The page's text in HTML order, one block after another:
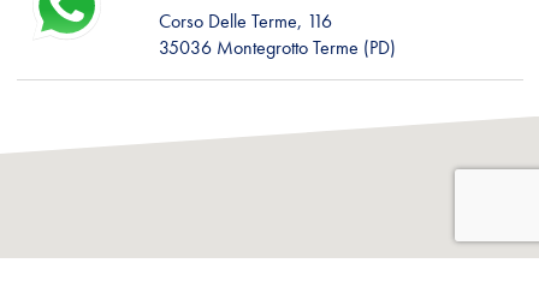
Corso Delle Terme, 116
35036 Montegrotto Terme (PD)